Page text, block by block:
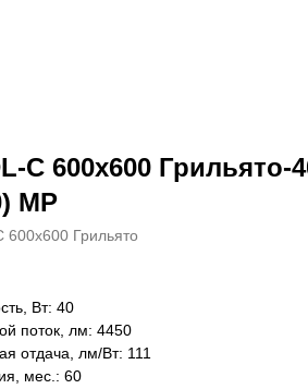
C 600х600 Грильято-
MP
600х600 Грильято
Вт: 40
поток, лм: 4450
отдача, лм/Вт: 111
мес.: 60